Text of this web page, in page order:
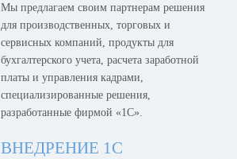
Мы предлагаем своим партнерам решения
для производственных, торговых и
сервисных компаний, продукты для
бухгалтерского учета, расчета заработной
платы и управления кадрами,
специализированные решения,
разработанные фирмой «1С».
ВНЕДРЕНИЕ 1С